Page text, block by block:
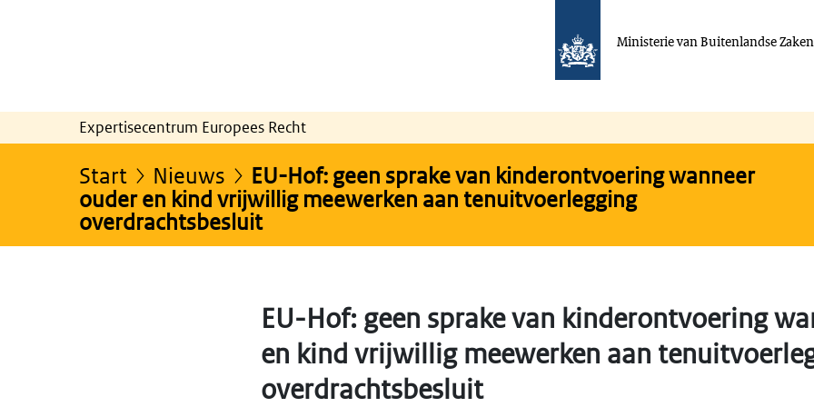
Ministerie van Buitenlandse Zaken
Expertisecentrum Europees Recht
Start Nieuws
EU-Hof: geen sprake van kinderontvoering wanneer
ouder en kind vrijwillig meewerken aan tenuitvoerlegging
overdrachtsbesluit
EU-Hof: geen sprake van kinderontvoering
en kind vrijwillig meewerken aan
overdrachtsbesluit